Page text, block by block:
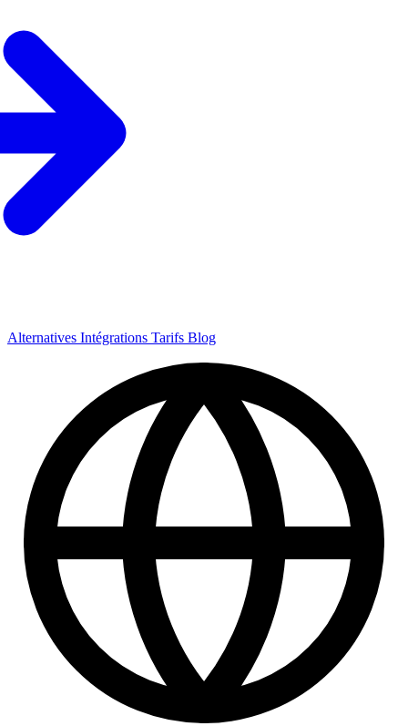
Alternatives Intégrations Tarifs Blog